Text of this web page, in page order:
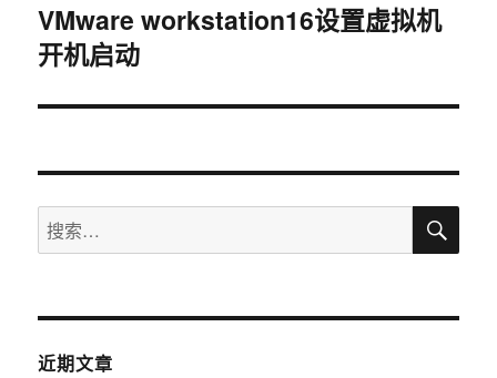
下
篇
章：
VMware workstation16设置虚拟机
开机启动
搜
索：
搜
近期文章